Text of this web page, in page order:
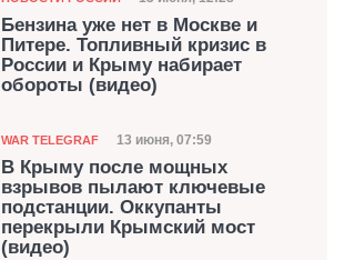
Бензина уже нет в Москве и
Питере. Топливный кризис в
России и Крыму набирает
обороты (видео)
Категория
WAR TELEGRAF Дата публикации
13 июня, 07:59
В Крыму после мощных
взрывов пылают ключевые
подстанции. Оккупанты
перекрыли Крымский мост
(видео)